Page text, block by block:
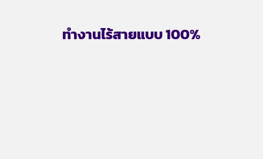
ทำงานไร้สายแบบ 100%